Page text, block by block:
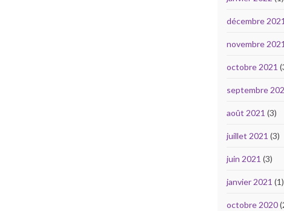
décembre 2021
novembre 2021
octobre 2021
septembre
août 2021 (3)
juillet 2021 (3)
juin 2021 (3)
janvier 2021 (1)
octobre 2020